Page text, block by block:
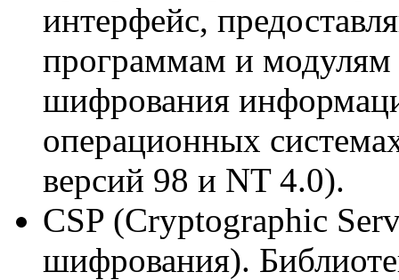
интерфейс,
программам и
шифрования
операционных
версий 98 и NT 4.0).
CSP (Cryptographic
шифрования).